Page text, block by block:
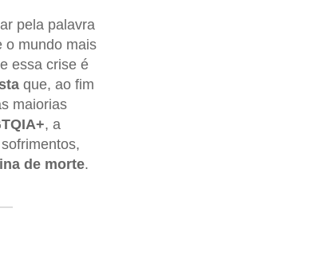
pela palavra
o mundo mais
essa crise é
que, ao fim
maiorias
, a
de morte.